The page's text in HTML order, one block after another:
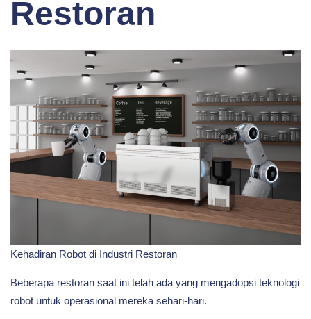
Restoran
Kehadiran Robot di Industri Restoran
Beberapa restoran saat ini telah ada yang mengadopsi teknologi
robot untuk operasional mereka sehari-hari.